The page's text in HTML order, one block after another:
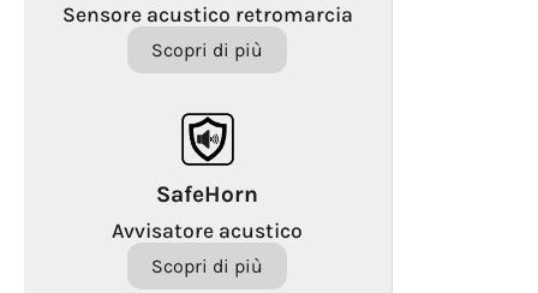
Sensore acustico retromarcia
Scopri di più
SafeHorn
Avvisatore acustico
Scopri di più